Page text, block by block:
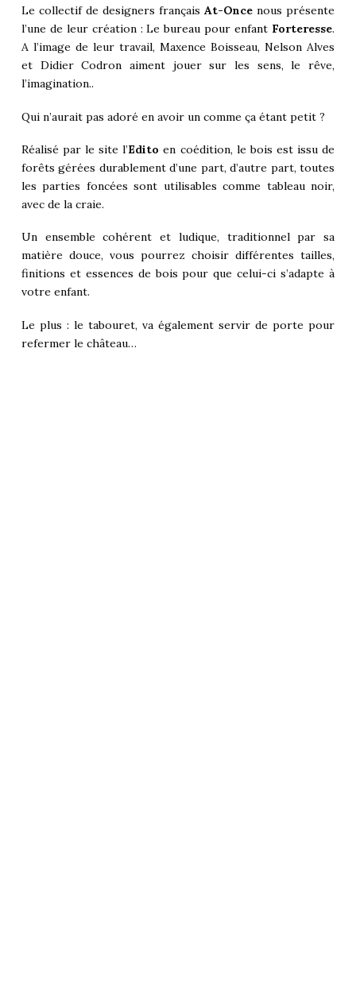
Le collectif de designers françaisAt-Oncenous présente
l’une de leur création : Lebureau pour enfant Forteresse.
A l’image de leur travail, Maxence Boisseau, Nelson Alves
et Didier Codron aiment jouer sur les sens, le rêve,
l’imagination..
Qui n’aurait pas adoré en avoir un comme ça étant petit ?
Réalisé par le site l’Editoen coédition, le bois est issu de
forêts gérées durablement d’une part, d’autre part, toutes
les parties foncées sont utilisables comme tableau noir,
avec de la craie.
Un ensemble cohérent et ludique, traditionnel par sa
matière douce, vous pourrez choisir différentes tailles,
finitions et essences de bois pour que celui-ci s’adapte à
votre enfant.
Le plus : le tabouret, va également servir de porte pour
refermer le château…